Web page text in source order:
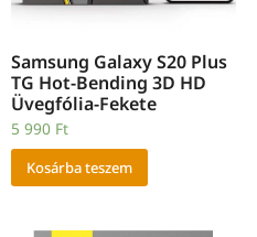
Samsung Galaxy S20 Plus
TG Hot-Bending 3D HD
Üvegfólia-Fekete
5 990 Ft
Kosárba teszem